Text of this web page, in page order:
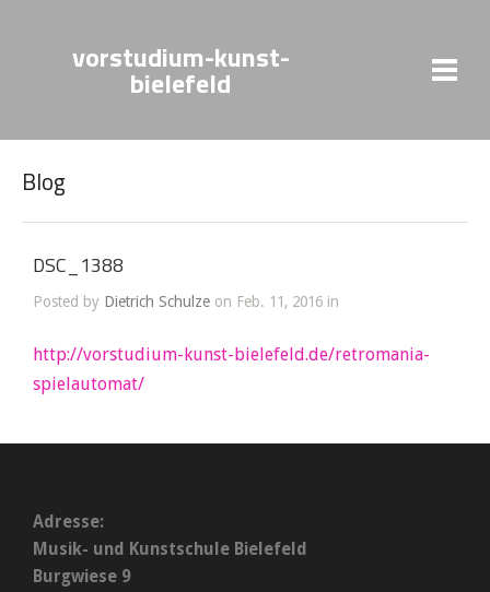
vorstudium-kunst-
bielefeld
Blog
DSC_1388
Posted by Dietrich Schulze on Feb. 11, 2016 in
http://vorstudium-kunst-bielefeld.de/retromania-
spielautomat/
Adresse:
Musik- und Kunstschule Bielefeld
Burgwiese 9